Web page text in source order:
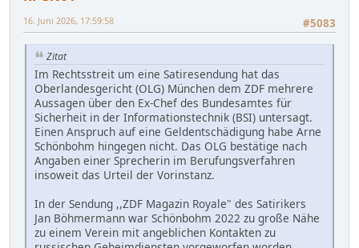
#5083
16. Juni 2026, 17:59:58
Zitat
Im Rechtsstreit um eine Satiresendung hat das
Oberlandesgericht (OLG) München dem ZDF mehrere
Aussagen über den Ex-Chef des Bundesamtes für
Sicherheit in der Informationstechnik (BSI) untersagt.
Einen Anspruch auf eine Geldentschädigung habe Arne
Schönbohm hingegen nicht. Das OLG bestätige nach
Angaben einer Sprecherin im Berufungsverfahren
insoweit das Urteil der Vorinstanz.
In der Sendung ,,ZDF Magazin Royale" des Satirikers
Jan Böhmermann war Schönbohm 2022 zu große Nähe
zu einem Verein mit angeblichen Kontakten zu